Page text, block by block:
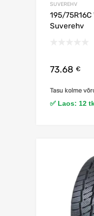
SUVEREHV
195/
Suverehv
73.68 €
Tasu kolme
✅ Laos: 12